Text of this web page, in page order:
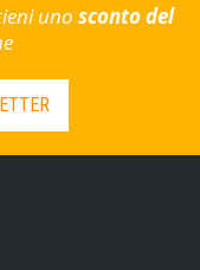
uno sconto del